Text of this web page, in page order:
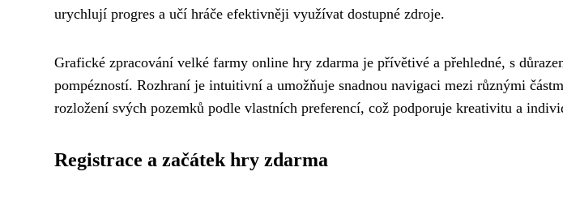
urychlují progres a učí hráče efektivněji využívat dostupné zdroje.
Grafické zpracování velké farmy online hry zdarma je přívětivé a přehledné, s
pompézností. Rozhraní je intuitivní a umožňuje snadnou navigaci mezi různými
rozložení svých pozemků podle vlastních preferencí, což podporuje kreativitu a
Registrace a začátek hry zdarma